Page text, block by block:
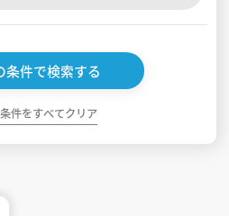
条件で検索する
件をすべてクリア